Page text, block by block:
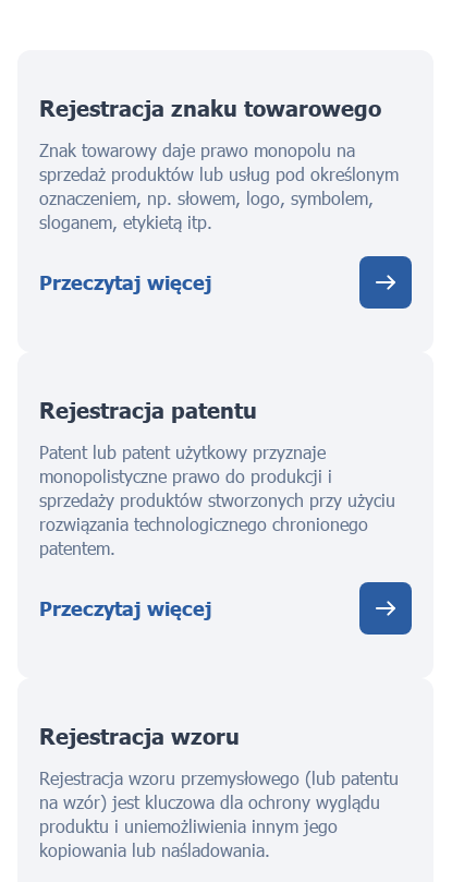
Rejestracja znaku towarowego
Znak towarowy daje prawo monopolu na
sprzedaż produktów lub usług pod określonym
oznaczeniem, np. słowem, logo, symbolem,
sloganem, etykietą itp.
Przeczytaj więcej
Rejestracja patentu
Patent lub patent użytkowy przyznaje
monopolistyczne prawo do produkcji i
sprzedaży produktów stworzonych przy użyciu
rozwiązania technologicznego chronionego
patentem.
Przeczytaj więcej
Rejestracja wzoru
Rejestracja wzoru przemysłowego (lub patentu
na wzór) jest kluczowa dla ochrony wyglądu
produktu i uniemożliwienia innym jego
kopiowania lub naśladowania.